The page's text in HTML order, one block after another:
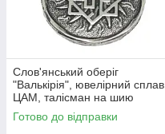
Слов'янський оберіг
"Валькірія", ювелірний сплав
ЦАМ, талісман на шию
амулет Валькірія
Готово до відправки